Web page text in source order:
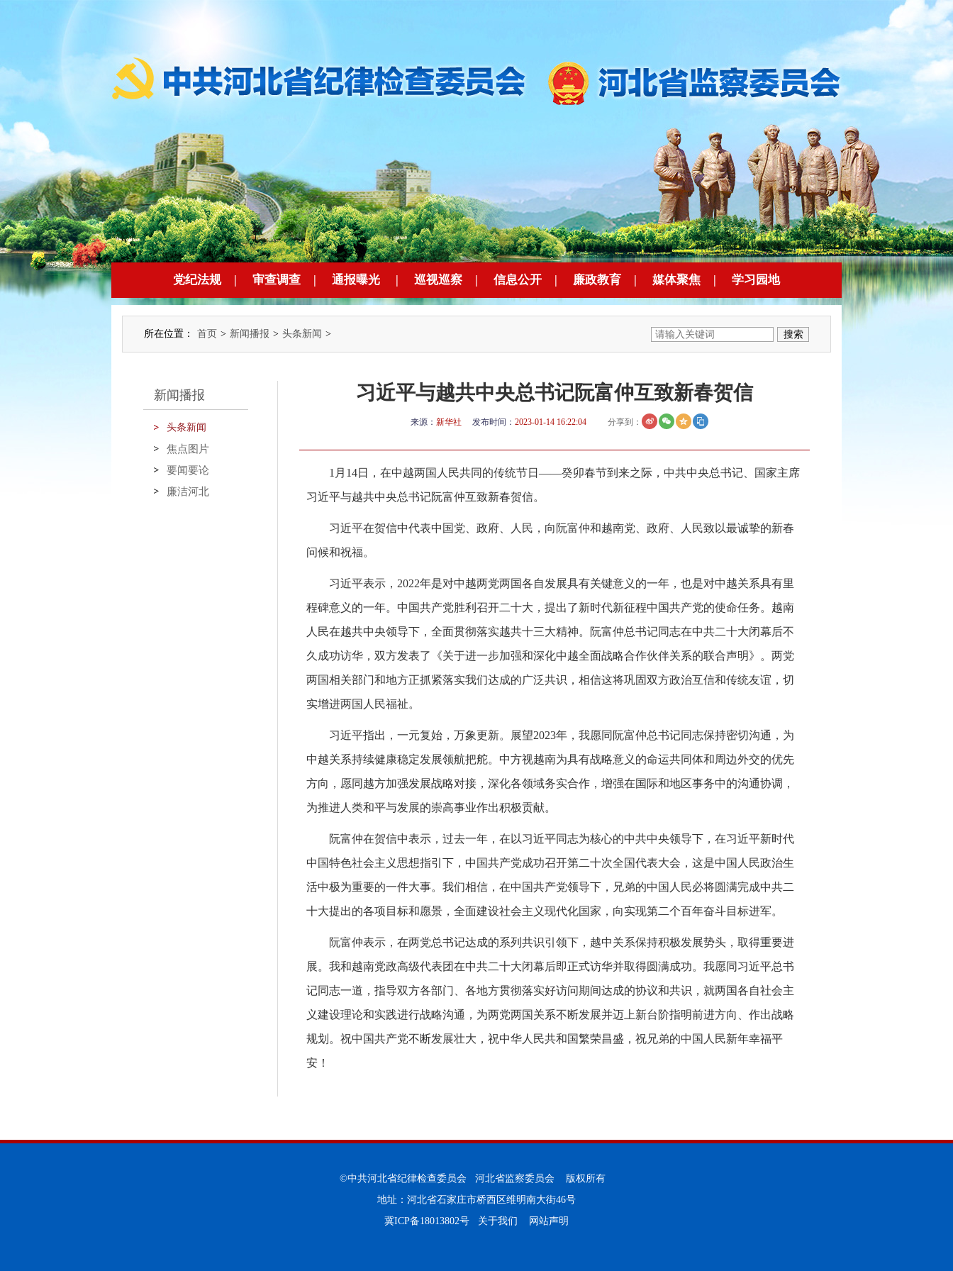
党纪法规 | 审查调查 | 通报曝光 | 巡视巡察 | 信息公开 | 廉政教育 | 媒体聚焦 | 学习园地
所在位置： 首页 > 新闻播报 > 头条新闻 >
新闻播报
头条新闻
焦点图片
要闻要论
廉洁河北
习近平与越共中央总书记阮富仲互致新春贺信
来源： 新华社 发布时间： 2023-01-14 16:22:04 分享到：
1月14日，在中越两国人民共同的传统节日——癸卯春节到来之际，中共中央总书记、国家主席
习近平与越共中央总书记阮富仲互致新春贺信。
习近平在贺信中代表中国党、政府、人民，向阮富仲和越南党、政府、人民致以最诚挚的新春
问候和祝福。
习近平表示，2022年是对中越两党两国各自发展具有关键意义的一年，也是对中越关系具有里
程碑意义的一年。中国共产党胜利召开二十大，提出了新时代新征程中国共产党的使命任务。越南
人民在越共中央领导下，全面贯彻落实越共十三大精神。阮富仲总书记同志在中共二十大闭幕后不
久成功访华，双方发表了《关于进一步加强和深化中越全面战略合作伙伴关系的联合声明》。两党
两国相关部门和地方正抓紧落实我们达成的广泛共识，相信这将巩固双方政治互信和传统友谊，切
实增进两国人民福祉。
习近平指出，一元复始，万象更新。展望2023年，我愿同阮富仲总书记同志保持密切沟通，为
中越关系持续健康稳定发展领航把舵。中方视越南为具有战略意义的命运共同体和周边外交的优先
方向，愿同越方加强发展战略对接，深化各领域务实合作，增强在国际和地区事务中的沟通协调，
为推进人类和平与发展的崇高事业作出积极贡献。
阮富仲在贺信中表示，过去一年，在以习近平同志为核心的中共中央领导下，在习近平新时代
中国特色社会主义思想指引下，中国共产党成功召开第二十次全国代表大会，这是中国人民政治生
活中极为重要的一件大事。我们相信，在中国共产党领导下，兄弟的中国人民必将圆满完成中共二
十大提出的各项目标和愿景，全面建设社会主义现代化国家，向实现第二个百年奋斗目标进军。
阮富仲表示，在两党总书记达成的系列共识引领下，越中关系保持积极发展势头，取得重要进
展。我和越南党政高级代表团在中共二十大闭幕后即正式访华并取得圆满成功。我愿同习近平总书
记同志一道，指导双方各部门、各地方贯彻落实好访问期间达成的协议和共识，就两国各自社会主
义建设理论和实践进行战略沟通，为两党两国关系不断发展并迈上新台阶指明前进方向、作出战略
规划。祝中国共产党不断发展壮大，祝中华人民共和国繁荣昌盛，祝兄弟的中国人民新年幸福平
安！
©中共河北省纪律检查委员会 河北省监察委员会 版权所有
地址：河北省石家庄市桥西区维明南大街46号
冀ICP备18013802号
关于我们 网站声明